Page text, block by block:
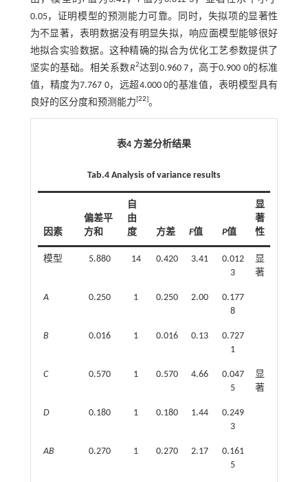
0.05，证明模型的预测能力可靠。同时，失拟项的显著性
为不显著，表明数据没有明显失拟，响应面模型能够很好
地拟合实验数据。这种精确的拟合为优化工艺参数提供了
坚实的基础。相关系数R2达到0.960 7，高于0.900 0的标准
值，精度为7.767 0，远超4.000 0的基准值，表明模型具有
良好的区分度和预测能力 22 。
表4 方差分析结果
Tab.4 Analysis of variance results
因素
偏差平
方和
自
由
度
方差 F值 P值
显
著
性
模型 5.880 14 0.420 3.41
0.012
3
显
著
A 0.250 1 0.250 2.00
0.177
8
B 0.016 1 0.016 0.13
0.727
1
C 0.570 1 0.570 4.66
0.047
5
显
著
D 0.180 1 0.180 1.44
0.249
3
AB 0.270 1 0.270 2.17
0.161
5